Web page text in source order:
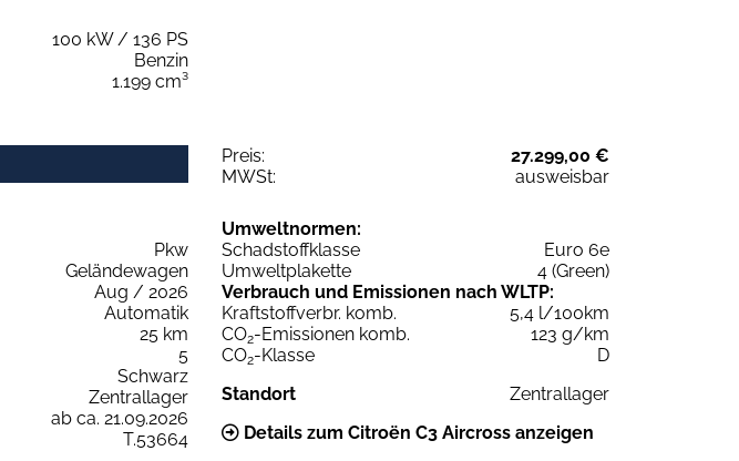
100 kW / 136 PS
Benzin
1.199 cm³
Preis:
27.299,00 €
MWSt:
ausweisbar
Pkw
Geländewagen
Aug / 2026
Automatik
25 km
5
Schwarz
Zentrallager
ab ca. 21.09.2026
T.53664
Umweltnormen:
Schadstoffklasse
Euro 6e
Umweltplakette
4 (Green)
Verbrauch und Emissionen nach WLTP:
Kraftstoffverbr. komb.
5,4 l/100km
CO2-Emissionen komb.
123 g/km
CO2-Klasse
D
Standort
Zentrallager
Details zum Citroën C3 Aircross anzeigen